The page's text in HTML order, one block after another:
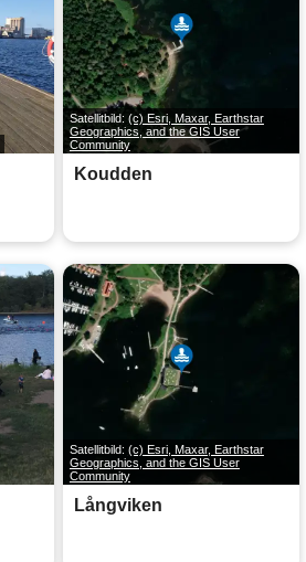
Satellitbild: (c) Esri, Maxar, Earthstar
Geographics, and the GIS User
Community
Koudden
Satellitbild: (c) Esri, Maxar, Earthstar
Geographics, and the GIS User
Community
Långviken